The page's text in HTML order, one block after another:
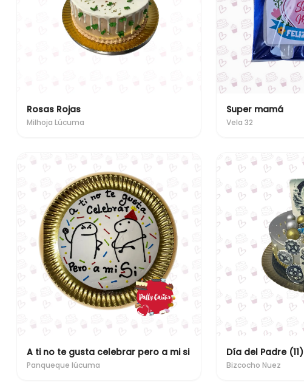
Rosas Rojas
Milhoja Lúcuma
Super mamá
Vela 32
A ti no te gusta celebrar pero a mi si
Panqueque lúcuma
Día del Padre (11)
Bizcocho Nuez